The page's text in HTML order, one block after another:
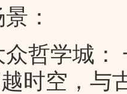
：
哲学城：
时空，与